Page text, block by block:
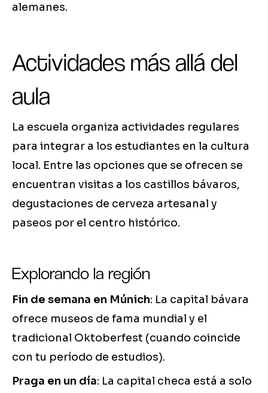
alemanes.
Actividades más allá del
aula
La escuela organiza actividades regulares
para integrar a los estudiantes en la cultura
local. Entre las opciones que se ofrecen se
encuentran visitas a los castillos bávaros,
degustaciones de cerveza artesanal y
paseos por el centro histórico.
Explorando la región
Fin de semana en Múnich: La capital bávara
ofrece museos de fama mundial y el
tradicional Oktoberfest (cuando coincide
con tu período de estudios).
Praga en un día: La capital checa está a solo